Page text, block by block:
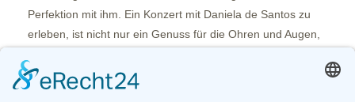
Perfektion mit ihm. Ein Konzert mit Daniela de Santos zu
erleben, ist nicht nur ein Genuss für die Ohren und Augen,
von Mensch und Musik, von Künstlerin und Instrument, von
Perfektion und Emotion bewegt und erreicht mich – den